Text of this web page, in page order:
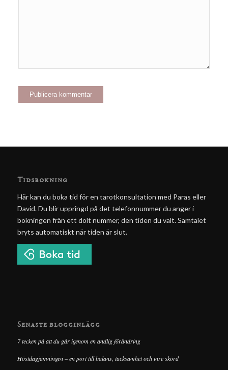
Tidsbokning
Här kan du boka tid för en tarotkonsultation med Paras eller
David. Du blir uppringd på det telefonnummer du anger i
bokningen från ett dolt nummer, den tiden du valt. Samtalet
bryts automatiskt när tiden är slut.
Senaste blogginlägg
7 tecken på att du går igenom en andlig förändring
Höstdagjämningen – en port till balans, tacksamhet och inre skörd